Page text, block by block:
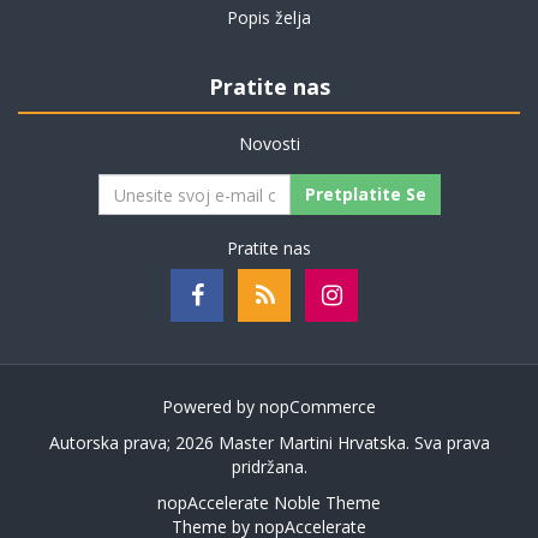
Popis želja
Pratite nas
Novosti
Pretplatite Se
Pratite nas
Powered by nopCommerce
Autorska prava; 2026 Master Martini Hrvatska. Sva prava
pridržana.
nopAccelerate Noble Theme
Theme by nopAccelerate